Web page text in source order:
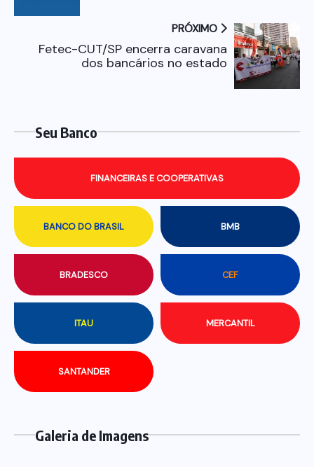
PRÓXIMO
Fetec-CUT/SP encerra caravana
dos bancários no estado
Seu Banco
BANCO DO BRASIL BMB
BRADESCO CEF
FINANCEIRAS E COOPERATIVAS
ITAU MERCANTIL
SANTANDER
Galeria de Imagens